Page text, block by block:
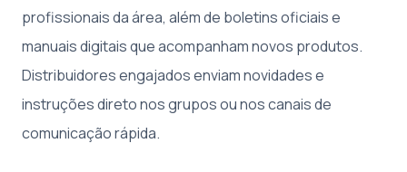
profissionais da área, além de boletins oficiais e
manuais digitais que acompanham novos produtos.
Distribuidores engajados enviam novidades e
instruções direto nos grupos ou nos canais de
comunicação rápida.